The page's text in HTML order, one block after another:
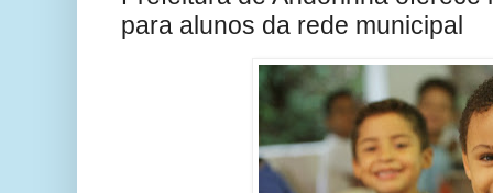
para alunos da rede municipal